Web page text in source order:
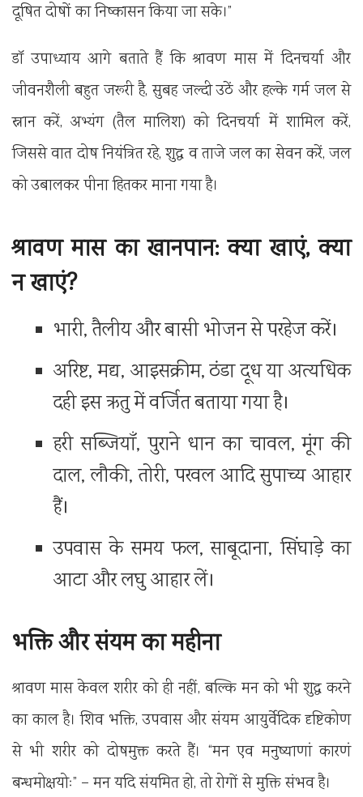
दूषित दोषों का निष्कासन किया जा सके।”
‎डॉ उपाध्याय आगे बताते हैं कि श्रावण मास में दिनचर्या और
जीवनशैली बहुत जरूरी है, सुबह जल्दी उठें और हल्के गर्म जल से
स्नान करें, अभ्यंग (तैल मालिश) को दिनचर्या में शामिल करें,
जिससे वात दोष नियंत्रित रहे, शुद्ध व ताजे जल का सेवन करें, जल
को उबालकर पीना हितकर माना गया है।
‎श्रावण मास का खानपान: क्या खाएं, क्या
न खाएं?
‎भारी, तैलीय और बासी भोजन से परहेज करें।
‎अरिष्ट, मद्य, आइसक्रीम, ठंडा दूध या अत्यधिक
दही इस ऋतु में वर्जित बताया गया है।
‎हरी सब्जियाँ, पुराने धान का चावल, मूंग की
दाल, लौकी, तोरी, परवल आदि सुपाच्य आहार
हैं।
‎उपवास के समय फल, साबूदाना, सिंघाड़े का
आटा और लघु आहार लें।
‎भक्ति और संयम का महीना
‎श्रावण मास केवल शरीर को ही नहीं, बल्कि मन को भी शुद्ध करने
का काल है। शिव भक्ति, उपवास और संयम आयुर्वेदिक दृष्टिकोण
से भी शरीर को दोषमुक्त करते हैं। “मन एव मनुष्याणां कारणं
बन्धमोक्षयोः” – मन यदि संयमित हो, तो रोगों से मुक्ति संभव है।